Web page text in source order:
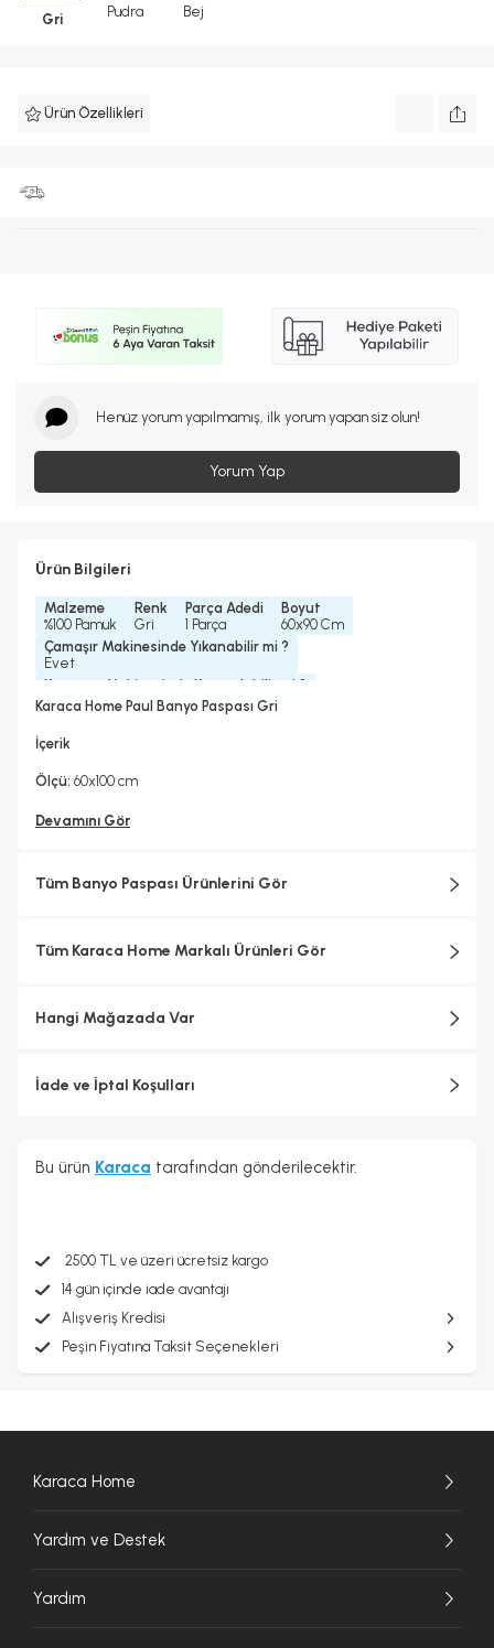
Gri Pudra Bej
Ürün Özellikleri
Henüz yorum yapılmamış, ilk yorum yapan siz olun!
Yorum Yap
Ürün Bilgileri
Malzeme
%100 Pamuk
Renk
Gri
Parça Adedi
1 Parça
Boyut
60x90 Cm
Çamaşır Makinesinde Yıkanabilir mi ?
Evet
Kurutma Makinesinde Kurutulabilir mi ?
Evet
Evet
Düz
Karaca Home Paul Banyo Paspası Gri
İçerik
Ölçü: 60x100 cm
Devamını Gör
Tüm Banyo Paspası Ürünlerini Gör
Tüm Karaca Home Markalı Ürünleri Gör
Hangi Mağazada Var
İade ve İptal Koşulları
Bu ürün Karaca tarafından gönderilecektir.
2500 TL ve üzeri ücretsiz kargo
14 gün içinde iade avantajı
Alışveriş Kredisi
Peşin Fiyatına Taksit Seçenekleri
Karaca Home
Yardım ve Destek
Yardım